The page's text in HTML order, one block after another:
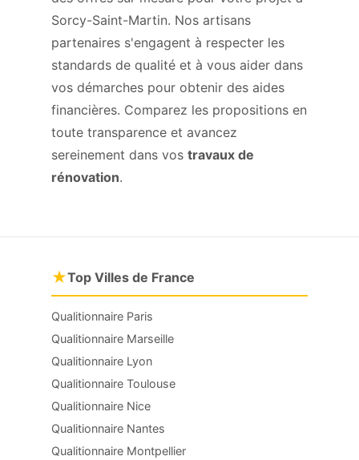
Sorcy-Saint-Martin. Nos artisans
partenaires s'engagent à respecter les
standards de qualité et à vous aider dans
vos démarches pour obtenir des aides
financières. Comparez les propositions en
toute transparence et avancez
sereinement dans vos travaux de
rénovation.
★Top Villes de France
Qualitionnaire Paris
Qualitionnaire Marseille
Qualitionnaire Lyon
Qualitionnaire Toulouse
Qualitionnaire Nice
Qualitionnaire Nantes
Qualitionnaire Montpellier